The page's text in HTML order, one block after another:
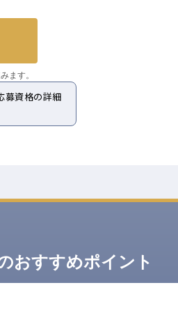
ます。
募資格の詳細
おすすめポイント